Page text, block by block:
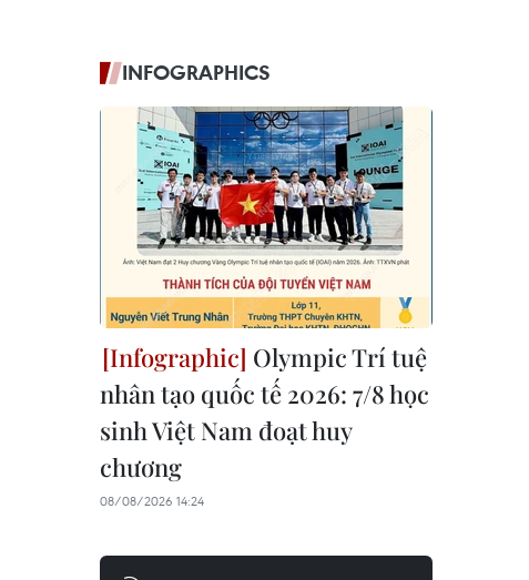
INFOGRAPHICS
Olympic Trí tuệ
nhân tạo quốc tế 2026: 7/8 học
sinh Việt Nam đoạt huy
chương
08/08/2026 14:24